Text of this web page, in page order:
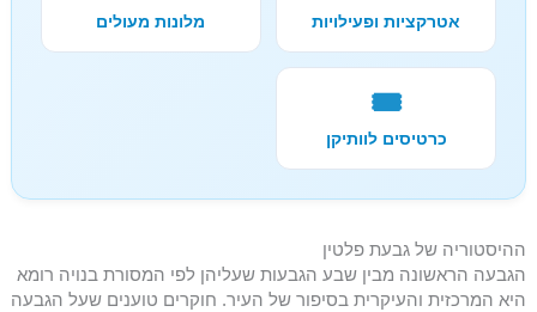
אטרקציות ופעילויות מלונות מעולים
🎟️
כרטיסים לוותיקן
ההיסטוריה של גבעת פלטין
הגבעה הראשונה מבין שבע הגבעות שעליהן לפי המסורת בנויה רומא
היא המרכזית והעיקרית בסיפור של העיר. חוקרים טוענים שעל הגבעה